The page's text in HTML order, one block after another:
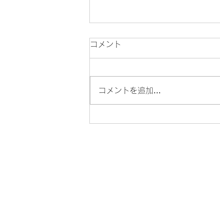
髪質改善トリートメントで後
コメント
コメントを追加…